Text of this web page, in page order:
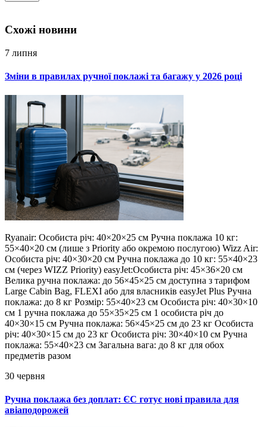
Схожi новини
7 липня
Зміни в правилах ручної поклажі та багажу у 2026 році
Ryanair: Особиста річ: 40×20×25 см Ручна поклажа 10 кг:
55×40×20 см (лише з Priority або окремою послугою) Wizz Air:
Особиста річ: 40×30×20 см Ручна поклажа до 10 кг: 55×40×23
см (через WIZZ Priority) easyJet:Особиста річ: 45×36×20 см
Велика ручна поклажа: до 56×45×25 см доступна з тарифом
Large Cabin Bag, FLEXI або для власників easyJet Plus Ручна
поклажа: до 8 кг Розмір: 55×40×23 см Особиста річ: 40×30×10
см 1 ручна поклажа до 55×35×25 см 1 особиста річ до
40×30×15 см Ручна поклажа: 56×45×25 см до 23 кг Особиста
річ: 40×30×15 см до 23 кг Особиста річ: 30×40×10 см Ручна
поклажа: 55×40×23 см Загальна вага: до 8 кг для обох
предметів разом
30 червня
Ручна поклажа без доплат: ЄС готує нові правила для
авіаподорожей